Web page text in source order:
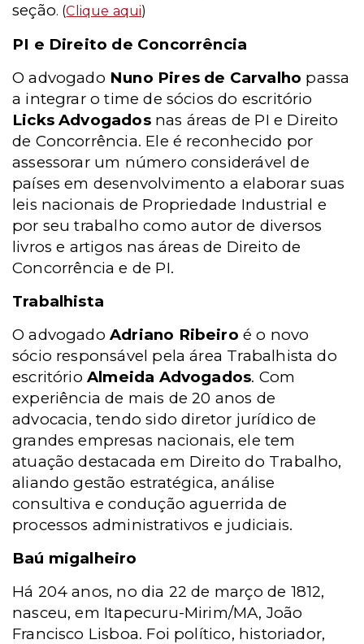
seção. (Clique aqui)
PI e Direito de Concorrência
O advogado Nuno Pires de Carvalho passa
a integrar o time de sócios do escritório
Licks Advogadosnas áreas de PI e Direito
de Concorrência. Ele é reconhecido por
assessorar um número considerável de
países em desenvolvimento a elaborar suas
leis nacionais de Propriedade Industrial e
por seu trabalho como autor de diversos
livros e artigos nas áreas de Direito de
Concorrência e de PI.
Trabalhista
O advogado Adriano Ribeiro é o novo
sócio responsável pela área Trabalhista do
escritórioAlmeida Advogados. Com
experiência de mais de 20 anos de
advocacia, tendo sido diretor jurídico de
grandes empresas nacionais, ele tem
atuação destacada em Direito do Trabalho,
aliando gestão estratégica, análise
consultiva e condução aguerrida de
processos administrativos e judiciais.
Baú migalheiro
Há 204 anos, no dia 22 de março de 1812,
nasceu, em Itapecuru-Mirim/MA, João
Francisco Lisboa. Foi político, historiador,